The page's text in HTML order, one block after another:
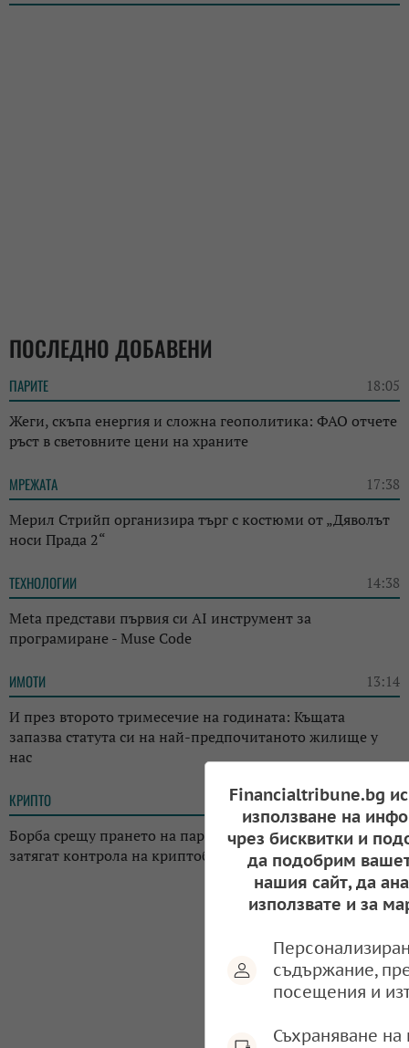
ПОСЛЕДНО ДОБАВЕНИ
ПАРИТЕ 18:05
Жеги, скъпа енергия и сложна геополитика: ФАО отчете
ръст в световните цени на храните
МРЕЖАТА 17:38
Мерил Стрийп организира търг с костюми от „Дяволът
носи Прада 2“
ТЕХНОЛОГИИ 14:38
Meta представи първия си AI инструмент за
програмиране - Muse Code
ИМОТИ 13:14
И през второто тримесечие на годината: Къщата
запазва статута си на най-предпочитаното жилище у
нас
КРИПТО 13:02
Борба срещу прането на пари: Регулаторите в Япония
затягат контрола на криптоборсите в страната
Financialtribune.bg
използване на
чрез бисквитки и
да подобрим
нашия сайт, да
използвате и за
съдържание,
посещения и
Съхраняване